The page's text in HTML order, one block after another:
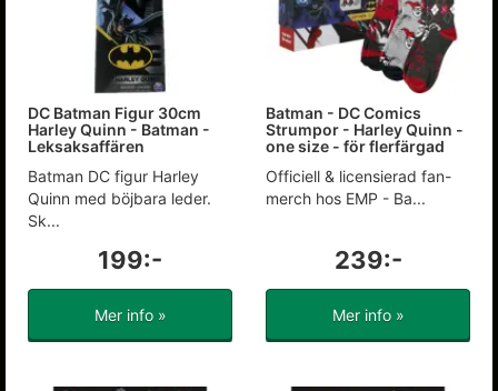
DC Batman Figur 30cm
Harley Quinn - Batman -
Leksaksaffären
Batman DC figur Harley
Quinn med böjbara leder.
Sk...
199:-
Mer info »
Batman - DC Comics
Strumpor - Harley Quinn -
one size - för flerfärgad
Officiell & licensierad fan-
merch hos EMP - Ba...
239:-
Mer info »